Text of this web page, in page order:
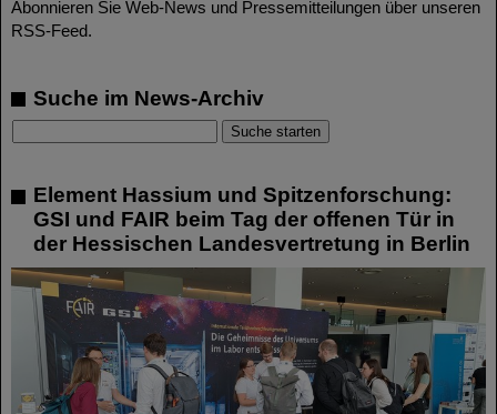
Abonnieren Sie Web-News und Pressemitteilungen über unseren
RSS-Feed.
Suche im News-Archiv
Element Hassium und Spitzenforschung:
GSI und FAIR beim Tag der offenen Tür in
der Hessischen Landesvertretung in Berlin